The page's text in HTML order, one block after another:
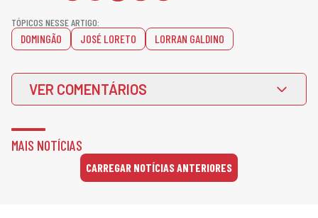
TÓPICOS NESSE ARTIGO:
DOMINGÃO JOSÉ LORETO LORRAN GALDINO
VER COMENTÁRIOS
MAIS NOTÍCIAS
CARREGAR NOTÍCIAS ANTERIORES